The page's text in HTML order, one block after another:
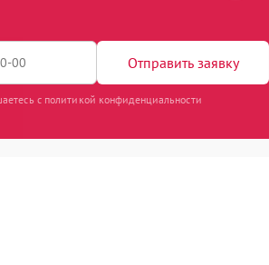
Отправить заявку
с политикой конфиденциальности